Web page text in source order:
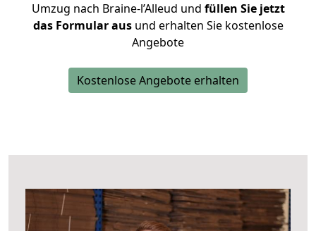
Umzug nach Braine-l’Alleud und füllen Sie jetzt
das Formular ausund erhalten Sie kostenlose
Angebote
Kostenlose Angebote erhalten